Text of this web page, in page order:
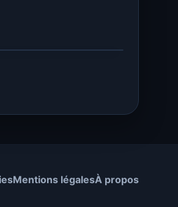
Mentions légalesÀ propos